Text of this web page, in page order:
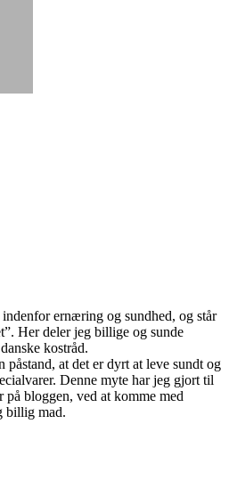
ernæring og sundhed, og står
Her deler jeg billige og sunde
kostråd.
påstand, at det er dyrt at leve sundt og
Denne myte har jeg gjort til
på bloggen, ved at komme med
billig mad.